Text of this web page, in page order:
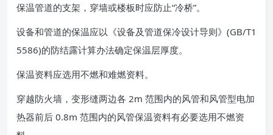
保温管道的支架，穿墙或楼板时应防止“冷桥”。
设备和管道的保温应以《设备及管道保冷设计导则》(GB/T1
5586)的防结露计算办法确定保温层厚度。
保温资料应选用不燃和难燃资料。
穿越防火墙，变形缝两边各 2m 范围内的风管和风管型电加
热器前后 0.8m 范围内的风管保温资料有必要选用不燃资